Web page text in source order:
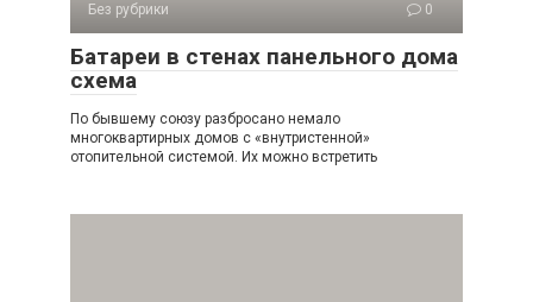
Без рубрики 0
Батареи в стенах панельного дома
схема
По бывшему союзу разбросано немало
многоквартирных домов с «внутристенной»
отопительной системой. Их можно встретить